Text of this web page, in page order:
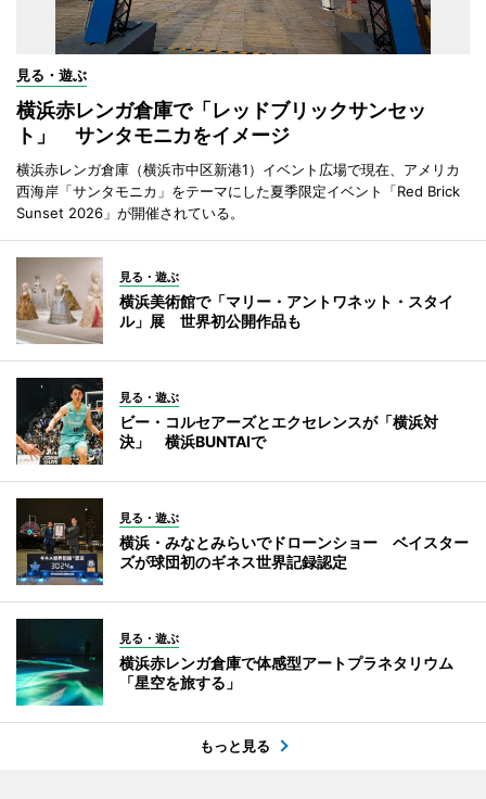
見る・遊ぶ
横浜赤レンガ倉庫で「レッドブリックサンセッ
ト」 サンタモニカをイメージ
横浜赤レンガ倉庫（横浜市中区新港1）イベント広場で現在、アメリカ
西海岸「サンタモニカ」をテーマにした夏季限定イベント「Red Brick
Sunset 2026」が開催されている。
見る・遊ぶ
横浜美術館で「マリー・アントワネット・スタイ
ル」展 世界初公開作品も
見る・遊ぶ
ビー・コルセアーズとエクセレンスが「横浜対
決」 横浜BUNTAIで
見る・遊ぶ
横浜・みなとみらいでドローンショー ベイスター
ズが球団初のギネス世界記録認定
見る・遊ぶ
横浜赤レンガ倉庫で体感型アートプラネタリウム
「星空を旅する」
もっと見る